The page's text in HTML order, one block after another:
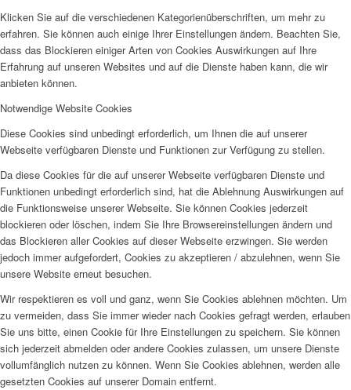
Klicken Sie auf die verschiedenen Kategorienüberschriften, um mehr zu
erfahren. Sie können auch einige Ihrer Einstellungen ändern. Beachten Sie,
dass das Blockieren einiger Arten von Cookies Auswirkungen auf Ihre
Erfahrung auf unseren Websites und auf die Dienste haben kann, die wir
anbieten können.
Notwendige Website Cookies
Diese Cookies sind unbedingt erforderlich, um Ihnen die auf unserer
Webseite verfügbaren Dienste und Funktionen zur Verfügung zu stellen.
Da diese Cookies für die auf unserer Webseite verfügbaren Dienste und
Funktionen unbedingt erforderlich sind, hat die Ablehnung Auswirkungen auf
die Funktionsweise unserer Webseite. Sie können Cookies jederzeit
blockieren oder löschen, indem Sie Ihre Browsereinstellungen ändern und
das Blockieren aller Cookies auf dieser Webseite erzwingen. Sie werden
jedoch immer aufgefordert, Cookies zu akzeptieren / abzulehnen, wenn Sie
unsere Website erneut besuchen.
Wir respektieren es voll und ganz, wenn Sie Cookies ablehnen möchten. Um
zu vermeiden, dass Sie immer wieder nach Cookies gefragt werden, erlauben
Sie uns bitte, einen Cookie für Ihre Einstellungen zu speichern. Sie können
sich jederzeit abmelden oder andere Cookies zulassen, um unsere Dienste
vollumfänglich nutzen zu können. Wenn Sie Cookies ablehnen, werden alle
gesetzten Cookies auf unserer Domain entfernt.